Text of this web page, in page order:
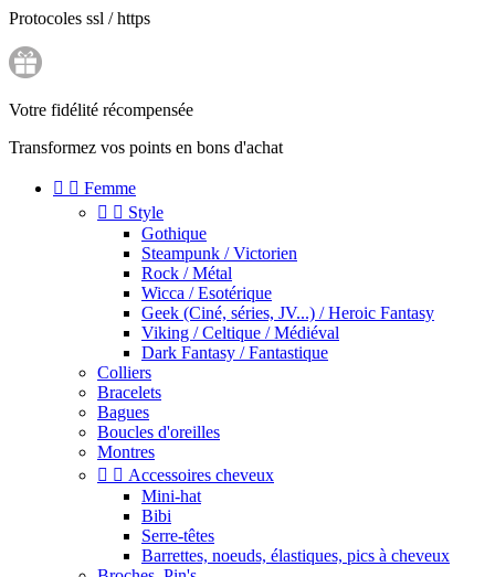
Protocoles ssl / https
Votre fidélité récompensée
Transformez vos points en bons d'achat
  Femme
  Style
Gothique
Steampunk / Victorien
Rock / Métal
Wicca / Esotérique
Geek (Ciné, séries, JV...) / Heroic Fantasy
Viking / Celtique / Médiéval
Dark Fantasy / Fantastique
Colliers
Bracelets
Bagues
Boucles d'oreilles
Montres
  Accessoires cheveux
Mini-hat
Bibi
Serre-têtes
Barrettes, noeuds, élastiques, pics à cheveux